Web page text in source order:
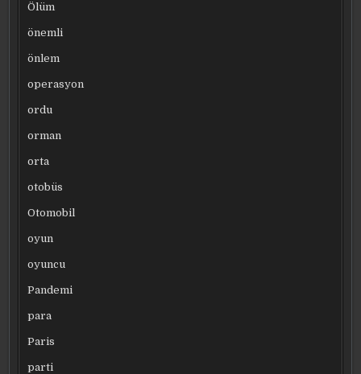
Ölüm
önemli
önlem
operasyon
ordu
orman
orta
otobüs
Otomobil
oyun
oyuncu
Pandemi
para
Paris
parti